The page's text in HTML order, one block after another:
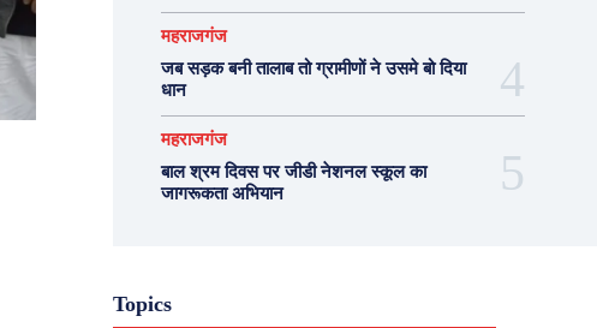
महराजगंज
जब सड़क बनी तालाब तो ग्रामीणों ने उसमे बो दिया
धान
महराजगंज
बाल श्रम दिवस पर जीडी नेशनल स्कूल का
जागरूकता अभियान
Topics